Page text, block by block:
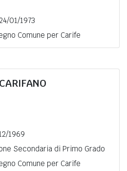
01/1973
Comune per Carife
CARIFANO
1969
Secondaria di Primo Grado
Comune per Carife